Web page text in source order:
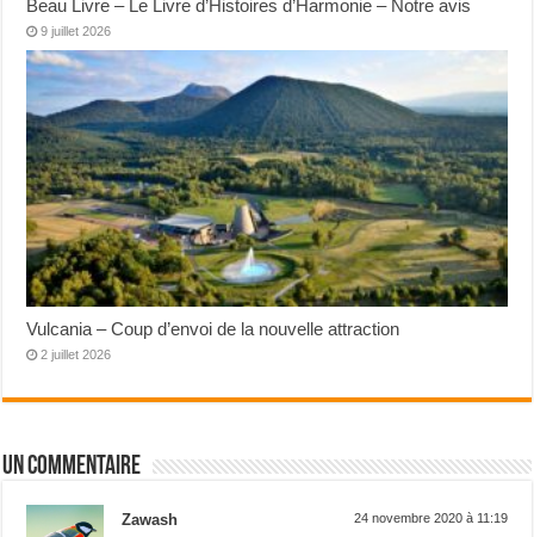
Beau Livre – Le Livre d’Histoires d’Harmonie – Notre avis
9 juillet 2026
Vulcania – Coup d’envoi de la nouvelle attraction
2 juillet 2026
Un commentaire
Zawash 24 novembre 2020 à 11:19